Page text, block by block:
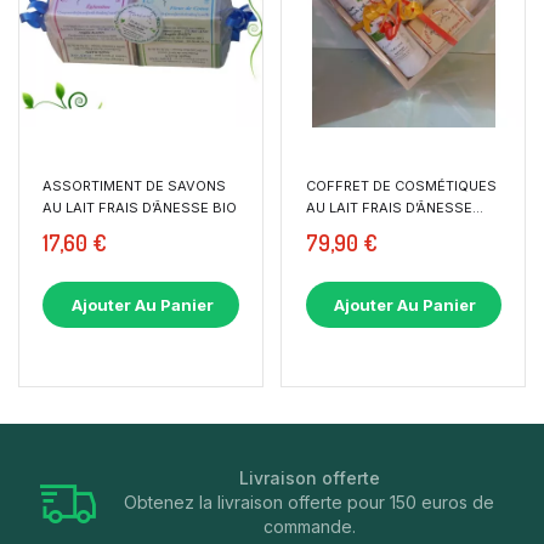
ASSORTIMENT DE SAVONS
AU LAIT FRAIS D’ÂNESSE BIO
17,60 €
Ajouter Au Panier
COFFRET DE COSMÉTIQUES
AU LAIT FRAIS D’ÂNESSE...
79,90 €
Ajouter Au Panier
Livraison offerte
Obtenez la livraison offerte pour 150 euros de
commande.